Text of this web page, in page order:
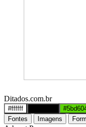
Ditados.com.br
#ffffff
Fontes
Imagens